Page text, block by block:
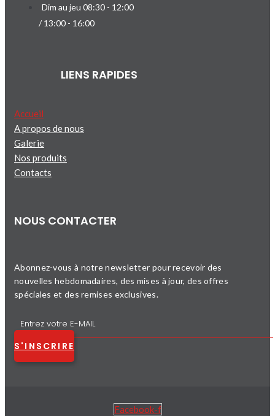
Dim au jeu 08:30 - 12:00
/ 13:00 - 16:00
LIENS RAPIDES
Accueil
A propos de nous
Galerie
Nos produits
Contacts
NOUS CONTACTER
Abonnez-vous à notre newsletter pour recevoir des
nouvelles hebdomadaires, des mises à jour, des offres
spéciales et des remises exclusives.
S'INSCRIRE
Facebook-f